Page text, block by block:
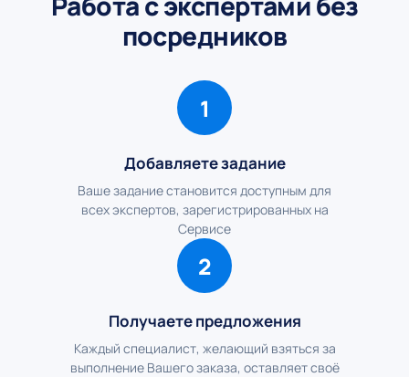
посредников
1
Добавляете задание
Ваше задание становится доступным для
всех экспертов, зарегистрированных на
Сервисе
2
Получаете предложения
Каждый специалист, желающий взяться за
выполнение Вашего заказа, оставляет своё